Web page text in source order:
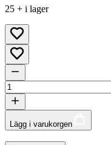
25 + i lager
Lägg i varukorgen